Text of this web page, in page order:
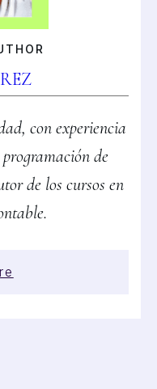
con experiencia
de
de los cursos en